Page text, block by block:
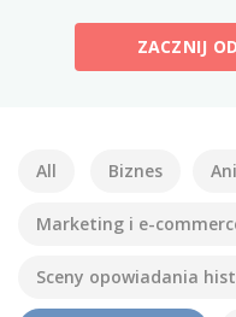
ZACZNIJ
All Biznes
Marketing i e-
Sceny opowiadania